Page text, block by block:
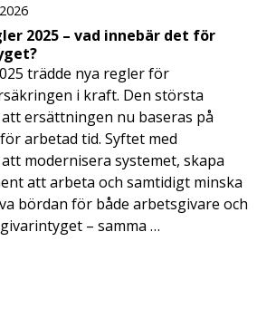
2025 – vad innebär det för
trädde nya regler för
i kraft. Den största
ersättningen nu baseras på
arbetad tid. Syftet med
modernisera systemet, skapa
att arbeta och samtidigt minska
bördan för både arbetsgivare och
– samma …